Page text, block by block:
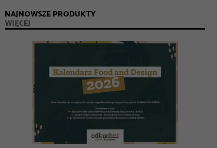
NAJNOWSZE PRODUKTY
WIĘCEJ